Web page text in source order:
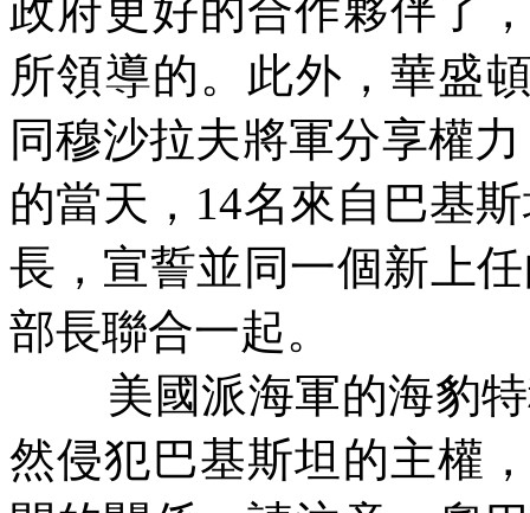
政府更好的合作夥伴了
所領導的。此外，華盛
同穆沙拉夫將軍分享權力
的當天， 14名來自巴基
長，宣誓並同一個新上
部長聯合一起。
美國派海軍的海豹
然侵犯巴基斯坦的主權